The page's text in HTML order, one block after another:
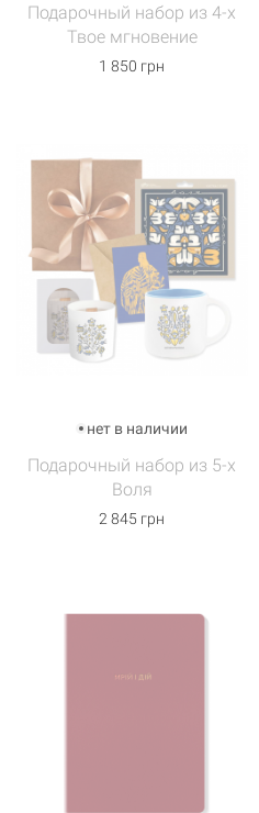
Подарочный набор из 4-х
Твое мгновение
1 850 грн
нет в наличии
Подарочный набор из 5-х
Воля
2 845 грн